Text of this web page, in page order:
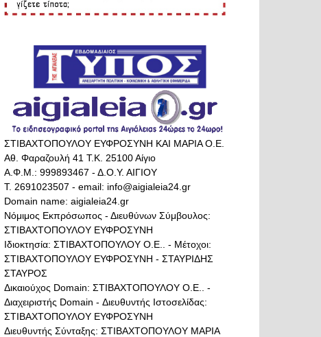
ΣΤΙΒΑΧΤΟΠΟΥΛΟΥ ΕΥΦΡΟΣΥΝΗ ΚΑΙ ΜΑΡΙΑ Ο.Ε.
Αθ. Φαραζουλή 41 Τ.Κ. 25100 Αίγιο
Α.Φ.Μ.: 999893467 - Δ.Ο.Υ. ΑΙΓΙΟΥ
Τ. 2691023507 - email: info@aigialeia24.gr
Domain name: aigialeia24.gr
Νόμιμος Εκπρόσωπος - Διευθύνων Σύμβουλος:
ΣΤΙΒΑΧΤΟΠΟΥΛΟΥ ΕΥΦΡΟΣΥΝΗ
Ιδιοκτησία: ΣΤΙΒΑΧΤΟΠΟΥΛΟΥ Ο.Ε.. - Μέτοχοι:
ΣΤΙΒΑΧΤΟΠΟΥΛΟΥ ΕΥΦΡΟΣΥΝΗ - ΣΤΑΥΡΙΔΗΣ
ΣΤΑΥΡΟΣ
Δικαιούχος Domain: ΣΤΙΒΑΧΤΟΠΟΥΛΟΥ Ο.Ε.. -
Διαχειριστής Domain - Διευθυντής Ιστοσελίδας:
ΣΤΙΒΑΧΤΟΠΟΥΛΟΥ ΕΥΦΡΟΣΥΝΗ
Διευθυντής Σύνταξης: ΣΤΙΒΑΧΤΟΠΟΥΛΟΥ ΜΑΡΙΑ